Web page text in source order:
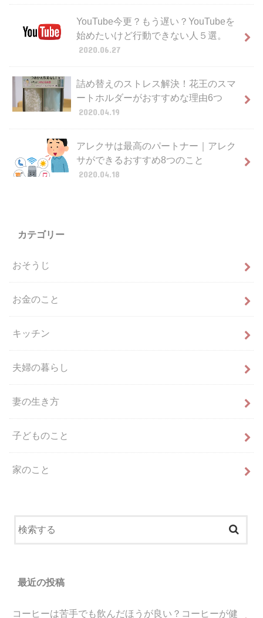
YouTube今更？もう遅い？YouTubeを
始めたいけど行動できない人５選。
2020.06.27
詰め替えのストレス解決！花王のスマ
ートホルダーがおすすめな理由6つ
2020.04.19
アレクサは最高のパートナー｜アレク
サができるおすすめ8つのこと
2020.04.18
カテゴリー
おそうじ
お金のこと
キッチン
夫婦の暮らし
妻の生き方
子どものこと
家のこと
最近の投稿
コーヒーは苦手でも飲んだほうが良い？コーヒーが健